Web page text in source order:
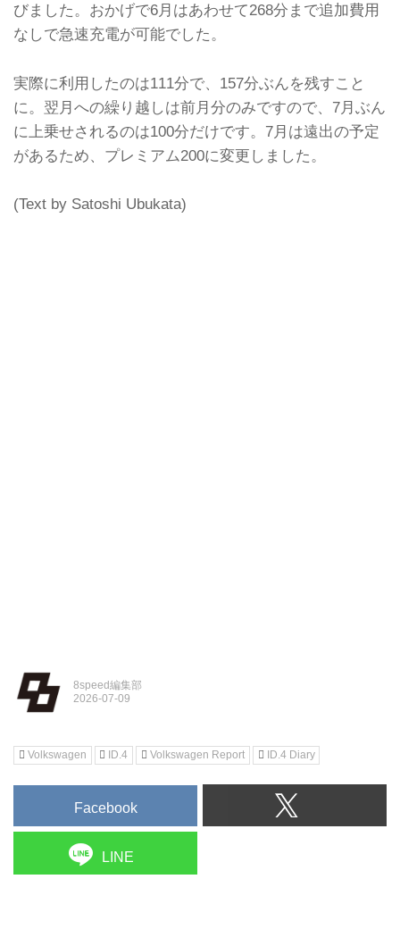
びました。おかげで6月はあわせて268分まで追加費用
なしで急速充電が可能でした。
実際に利用したのは111分で、157分ぶんを残すこと
に。翌月への繰り越しは前月分のみですので、7月ぶん
に上乗せされるのは100分だけです。7月は遠出の予定
があるため、プレミアム200に変更しました。
(Text by Satoshi Ubukata)
8speed編集部
Volkswagen ID.4 Volkswagen Report ID.4 Diary
Facebook
LINE